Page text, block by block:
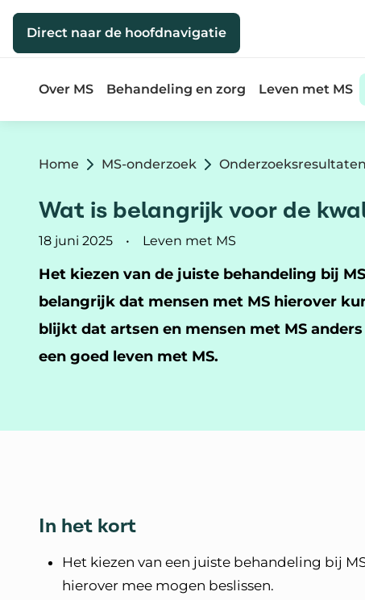
Direct naar de inhoud
Direct naar de hoofdnavigatie
Over MS Behandeling en zorg Leven met MS
Home MS-onderzoek Onderzoeksresultaten
Wat is belangrijk voor de
18 juni 2025 Leven met MS
Het kiezen van de juiste behandeling bij
belangrijk dat mensen met MS hierover
blijkt dat artsen en mensen met MS
een goed leven met MS.
In het kort
Het kiezen van een juiste behandeling bij
hierover mee mogen beslissen.